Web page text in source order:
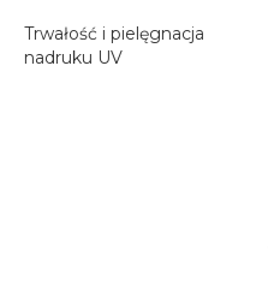
Trwałość i pielęgnacja
nadruku UV